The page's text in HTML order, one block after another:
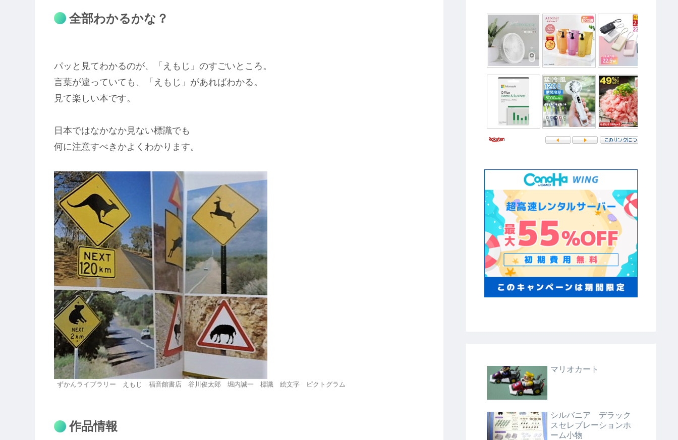
全部わかるかな？
パッと見てわかるのが、「えもじ」のすごいところ。
言葉が違っていても、「えもじ」があればわかる。
見て楽しい本です。
日本ではなかなか見ない標識でも
何に注意すべきかよくわかります。
ずかんライブラリー えもじ 福音館書店 谷川俊太郎 堀内誠一 標識 絵文字 ピクトグラム
作品情報
マリオカート
シルバニア デラック
スセレブレーションホ
ーム小物